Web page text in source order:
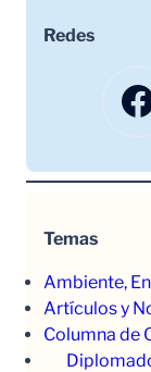
Redes
Facebook
Temas
Ambiente,
Artículos y
Columna de